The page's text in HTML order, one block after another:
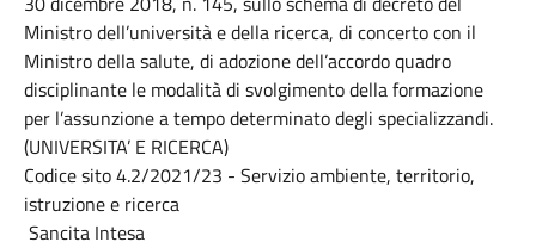
Ministro dell’università e della ricerca, di concerto con il
Ministro della salute, di adozione dell’accordo quadro
disciplinante le modalità di svolgimento della formazione
per l’assunzione a tempo determinato degli specializzandi.
(UNIVERSITA’ E RICERCA)
Codice sito 4.2/2021/23 - Servizio ambiente, territorio,
istruzione e ricerca
Sancita Intesa